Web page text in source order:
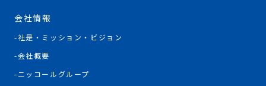
会社情報
社是・ミッション・ビジョン
会社概要
ニッコールグループ